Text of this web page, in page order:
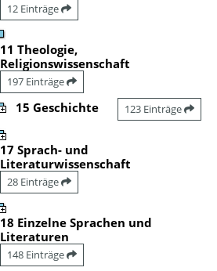
12 Einträge
11 Theologie,
Religionswissenschaft
197 Einträge
15 Geschichte 123 Einträge
17 Sprach- und
Literaturwissenschaft
28 Einträge
18 Einzelne Sprachen und
Literaturen
148 Einträge